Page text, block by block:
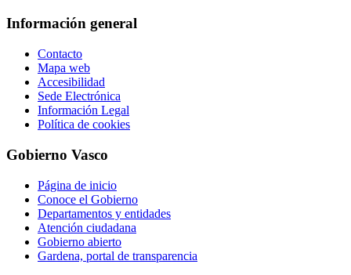
Información general
Contacto
Mapa web
Accesibilidad
Sede Electrónica
Información Legal
Política de cookies
Gobierno Vasco
Página de inicio
Conoce el Gobierno
Departamentos y entidades
Atención ciudadana
Gobierno abierto
Gardena, portal de transparencia